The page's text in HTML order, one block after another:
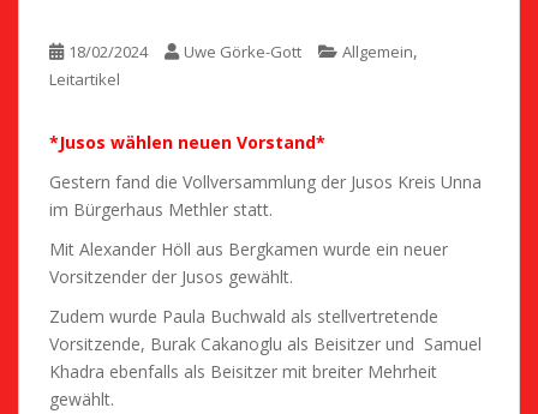
18/02/2024 Uwe Görke-Gott Allgemein,
Leitartikel
*Jusos wählen neuen Vorstand*
Gestern fand die Vollversammlung der Jusos Kreis Unna
im Bürgerhaus Methler statt.
Mit Alexander Höll aus Bergkamen wurde ein neuer
Vorsitzender der Jusos gewählt.
Zudem wurde Paula Buchwald als stellvertretende
Vorsitzende, Burak Cakanoglu als Beisitzer und Samuel
Khadra ebenfalls als Beisitzer mit breiter Mehrheit
gewählt.